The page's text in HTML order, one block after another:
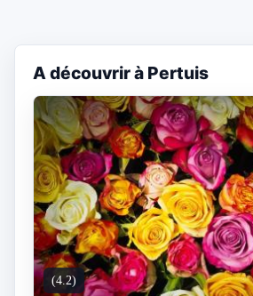
A découvrir à Pertuis
(4.2)